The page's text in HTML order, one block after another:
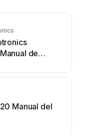
de
Manual del